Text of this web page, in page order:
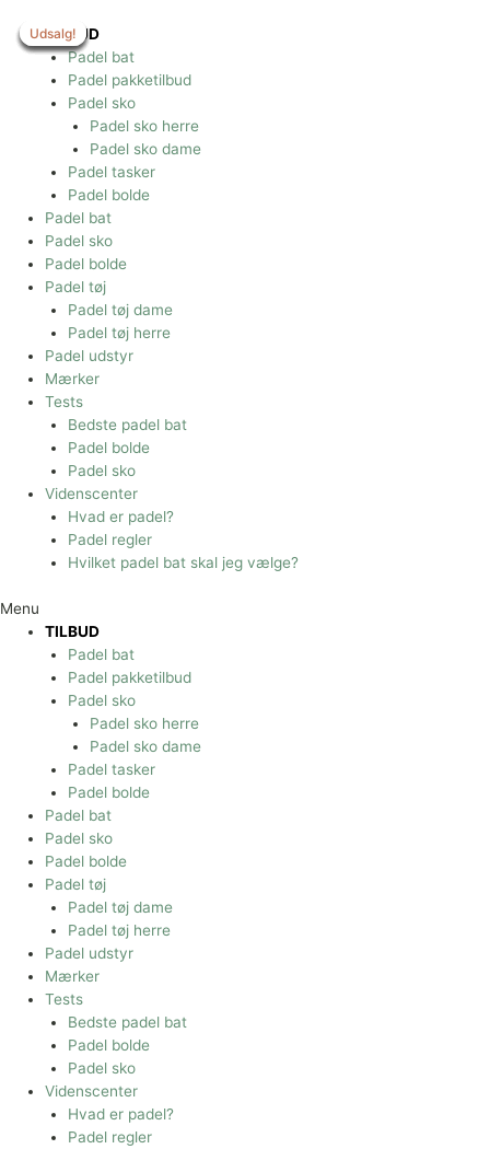
indholdet
TILBUD
Padel bat
Padel pakketilbud
Padel sko
Padel sko herre
Padel sko dame
Padel tasker
Padel bolde
Padel bat
Padel sko
Padel bolde
Padel tøj
Padel tøj dame
Padel tøj herre
Padel udstyr
Mærker
Tests
Bedste padel bat
Padel bolde
Padel sko
Videnscenter
Hvad er padel?
Padel regler
Hvilket padel bat skal jeg vælge?
Menu
TILBUD
Padel bat
Padel pakketilbud
Padel sko
Padel sko herre
Padel sko dame
Padel tasker
Padel bolde
Padel bat
Padel sko
Padel bolde
Padel tøj
Padel tøj dame
Padel tøj herre
Padel udstyr
Mærker
Tests
Bedste padel bat
Padel bolde
Padel sko
Videnscenter
Hvad er padel?
Padel regler
Udsalg!
Udsalg!
Udsalg!
Udsalg!
Udsalg!
Udsalg!
Udsalg!